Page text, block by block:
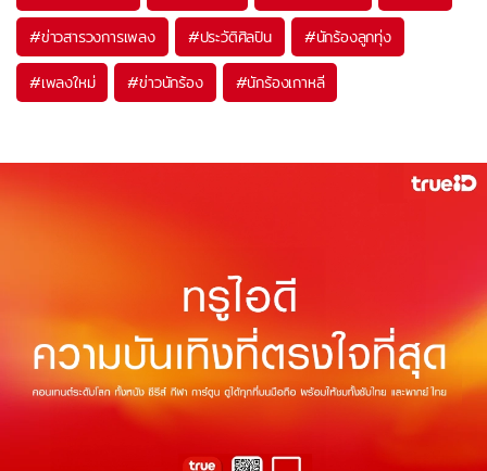
#ข่าวสารวงการเพลง #ประวัติศิลปิน #นักร้องลูกทุ่ง
#เพลงใหม่ #ข่าวนักร้อง #นักร้องเกาหลี